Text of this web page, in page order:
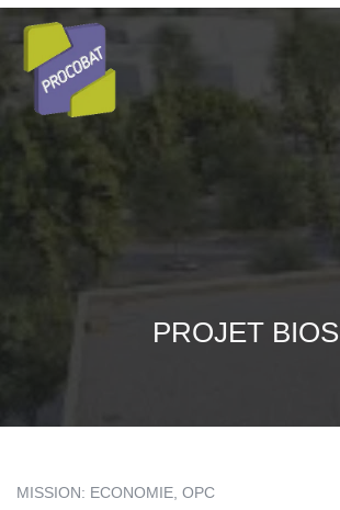
PROJET BIOS
MISSION: ECONOMIE, OPC